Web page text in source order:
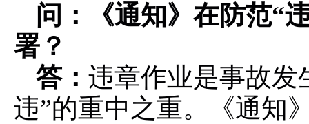
问：《通知》在防范“
署？
答： 违章作业是事故发
违”的重中之重。《通知